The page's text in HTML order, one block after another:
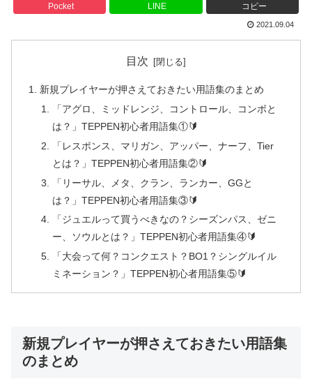
Pocket LINE コピー
2021.09.04
目次
新規プレイヤーが押さえておきたい用語集のまとめ
「アグロ、ミッドレンジ、コントロール、コンボと
は？」TEPPEN初心者用語集①🔰
「レスポンス、マリガン、アッパー、ナーフ、Tier
とは？」TEPPEN初心者用語集②🔰
「リーサル、メタ、クラン、ランカー、GGと
は？」TEPPEN初心者用語集③🔰
「ジュエルって買うべきなの？シーズンパス、ゼニ
ー、ソウルとは？」TEPPEN初心者用語集④🔰
「大会って何？コンクエスト？BO1？シングルイル
ミネーション？」TEPPEN初心者用語集⑤🔰
新規プレイヤーが押さえておきたい用語集
のまとめ